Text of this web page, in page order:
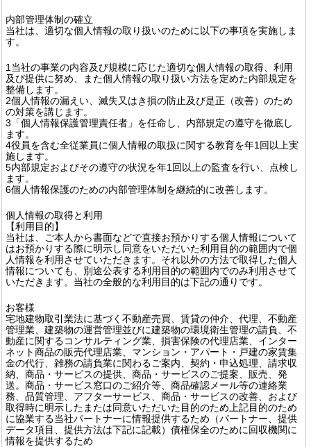
内部管理体制の確立
当社は、適切な個人情報の取り扱いのために以下の事項を実施しま
す。
1当社の事業の内容及び規模に応じた適切な個人情報の取得、利用
及び提供に努め、また個人情報の取り扱い方法を定めた内部規定を
整備します。
2個人情報の漏えい、滅失又はき損の防止及び是正（改善）のため
の対策を講じます。
3「個人情報保護管理責任者」を任命し、内部規定の遵守を徹底し
ます。
4役員を含む全従業員に個人情報の取扱に関する教育を年1回以上実
施します。
5内部規定およびその遵守の状況を年1回以上の監査を行い、点検し
ます。
6個人情報保護のための内部管理体制を継続的に改善します。
個人情報の取得と利用
【利用目的】
当社は、ご本人から書面などで直接お預かりする個人情報について
はお預かりする際に明示し同意をいただいた利用目的の範囲内で個
人情報を利用させていただきます。それ以外の方法で取得した個人
情報についても、別途公表する利用目的の範囲内でのみ利用させて
いただきます。当社の全般的な利用目的は下記の通りです。
お客様
宅地建物取引業法に基づく不動産売買、賃貸の仲介、代理、不動産
管理業、建築物の運営管理並びに建築物の環境衛生管理の請負、不
動産に関するコンサルティング業、損害保険の代理店業、インター
ネット商品の販売代理店業、マンション・アパート・戸建の家賃集
金の代行、雑務の請負業に関わるご案内、契約・申込処理、請求収
納、商品・サービスの提供、商品・サービスのご提案、販売、発
送。商品・サービス窓口のご紹介等、商品確認メール等の連絡業
務、品質管理、アフターサービス、商品・サービスの改善、および
取得時に明示したまたは同意いただいた目的のため上記目的のため
に協業する当社パートナーに情報提供するため（パートナー、提供
データ項目、提供方法は下記に記載）債権保全のために回収機関に
情報を提供するため